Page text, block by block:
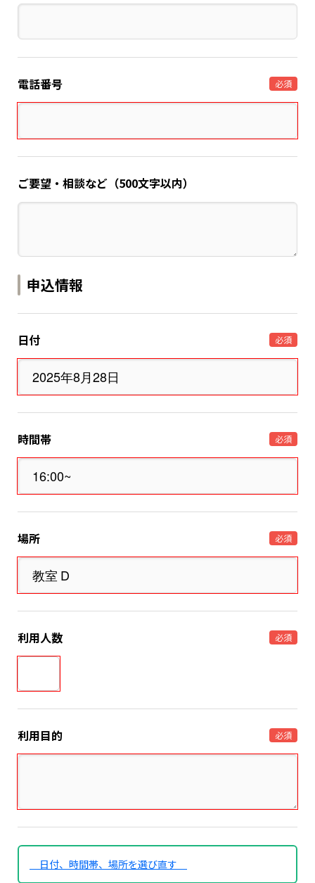
電話番号 必須
ご要望・相談など（500文字以内）
申込情報
日付 必須
時間帯 必須
場所 必須
利用人数 必須
利用目的 必須
日付、時間帯、場所を選び直す